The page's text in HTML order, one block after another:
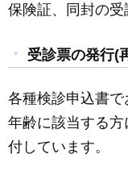
保険証、同封の受
受診票の発行(
各種検診申込書で
年齢に該当する
付しています。